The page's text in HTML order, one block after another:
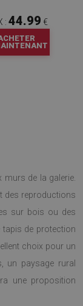
: 44.99 €
murs de la galerie.
des reproductions
sur bois ou des
tapis de protection
choix pour un
un paysage rural
une proposition